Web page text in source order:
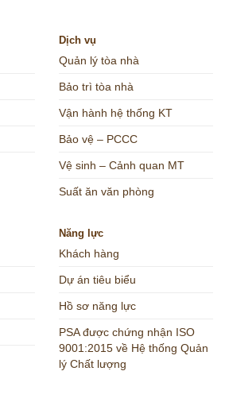
Dịch vụ
Quản lý tòa nhà
Bảo trì tòa nhà
Vận hành hệ thống KT
Bảo vệ – PCCC
Vệ sinh – Cảnh quan MT
Suất ăn văn phòng
Năng lực
Khách hàng
Dự án tiêu biểu
Hồ sơ năng lực
PSA được chứng nhận ISO
9001:2015 về Hệ thống Quản
lý Chất lượng